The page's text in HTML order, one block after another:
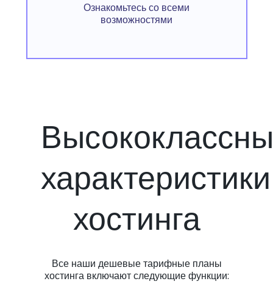
Ознакомьтесь со всеми
возможностями
характеристики
хостинга
Все наши дешевые тарифные планы
хостинга включают следующие функции: